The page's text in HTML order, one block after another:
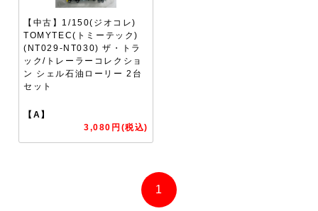
【中古】1/150(ジオコレ)
TOMYTEC(トミーテック)
(NT029-NT030) ザ・トラ
ック/トレーラーコレクショ
ン シェル石油ローリー 2台
セット
【A】
3,080円(税込)
1